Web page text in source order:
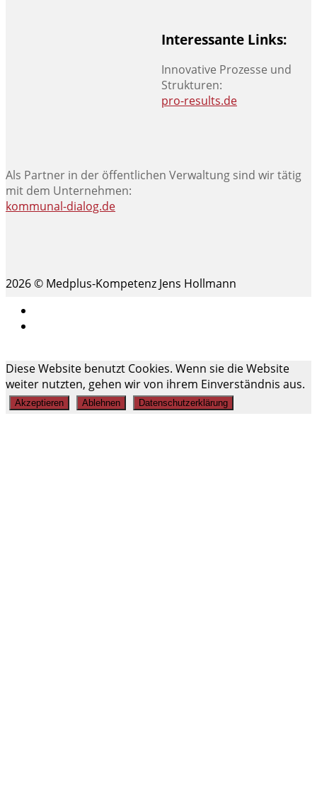
Interessante Links:
Innovative Prozesse und
Strukturen:
pro-results.de
Als Partner in der öffentlichen Verwaltung sind wir tätig
mit dem Unternehmen:
kommunal-dialog.de
2026 © Medplus-Kompetenz Jens Hollmann
Scroll
Up
Diese Website benutzt Cookies. Wenn sie die Website
weiter nutzten, gehen wir von ihrem Einverständnis aus.
Akzeptieren Ablehnen Datenschutzerklärung